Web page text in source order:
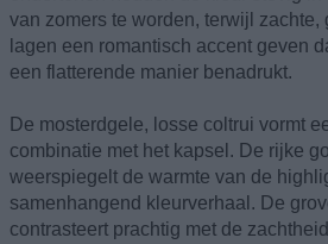
van zomers te worden, terwijl zachte,
lagen een romantisch accent geven
een flatterende manier benadrukt.
De mosterdgele, losse coltrui vormt
combinatie met het kapsel. De rijke
weerspiegelt de warmte van de
samenhangend kleurverhaal. De
contrasteert prachtig met de